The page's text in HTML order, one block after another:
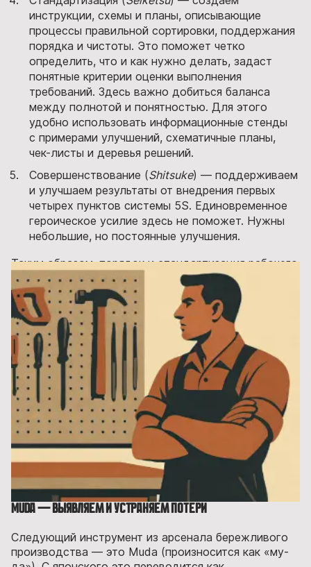
инструкции, схемы и планы, описывающие
процессы правильной сортировки, поддержания
порядка и чистоты. Это поможет четко
определить, что и как нужно делать, задаст
понятные критерии оценки выполнения
требований. Здесь важно добиться баланса
между полнотой и понятностью. Для этого
удобно использовать информационные стенды
с примерами улучшений, схематичные планы,
чек-листы и деревья решений.
Совершенствование (Shitsuke) — поддерживаем
и улучшаем результаты от внедрения первых
четырех пунктов системы 5S. Единовременное
героическое усилие здесь не поможет. Нужны
небольшие, но постоянные улучшения.
Таким образом, порядок и стандартизация рабочего
места помогут снизить время на поиск инструмента,
предотвратят возможные ошибки, повысят
безопасность и культуру производства.
Muda — выявляем и устраняем потери
Следующий инструмент из арсенала бережливого
производства — это Muda (произносится как «му-